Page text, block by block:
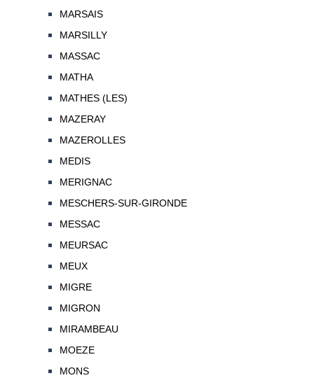
MARSAIS
MARSILLY
MASSAC
MATHA
MATHES (LES)
MAZERAY
MAZEROLLES
MEDIS
MERIGNAC
MESCHERS-SUR-GIRONDE
MESSAC
MEURSAC
MEUX
MIGRE
MIGRON
MIRAMBEAU
MOEZE
MONS